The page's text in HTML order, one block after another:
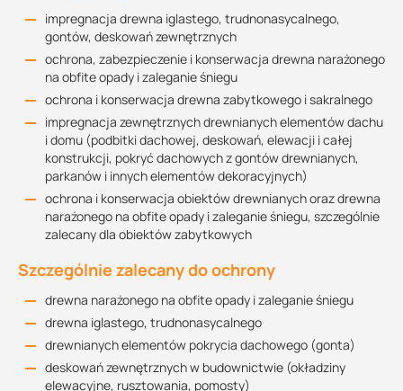
impregnacja drewna iglastego, trudnonasycalnego,
gontów, deskowań zewnętrznych
ochrona, zabezpieczenie i konserwacja drewna narażonego
na obfite opady i zaleganie śniegu
ochrona i konserwacja drewna zabytkowego i sakralnego
impregnacja zewnętrznych drewnianych elementów dachu
i domu (podbitki dachowej, deskowań, elewacji i całej
konstrukcji, pokryć dachowych z gontów drewnianych,
parkanów i innych elementów dekoracyjnych)
ochrona i konserwacja obiektów drewnianych oraz drewna
narażonego na obfite opady i zaleganie śniegu, szczególnie
zalecany dla obiektów zabytkowych
Szczególnie zalecany do ochrony
drewna narażonego na obfite opady i zaleganie śniegu
drewna iglastego, trudnonasycalnego
drewnianych elementów pokrycia dachowego (gonta)
deskowań zewnętrznych w budownictwie (okładziny
elewacyjne, rusztowania, pomosty)